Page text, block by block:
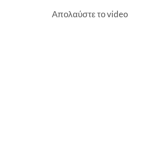
Απολαύστε το video